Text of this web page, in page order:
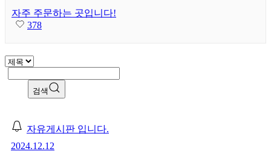
자주 주문하는 곳입니다!
378
검색
자유게시판 입니다.
2024.12.12